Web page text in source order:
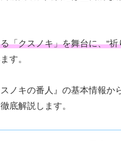
「クスノキ」を舞台に、“祈
す。
ノキの番人』の基本情報か
底解説します。